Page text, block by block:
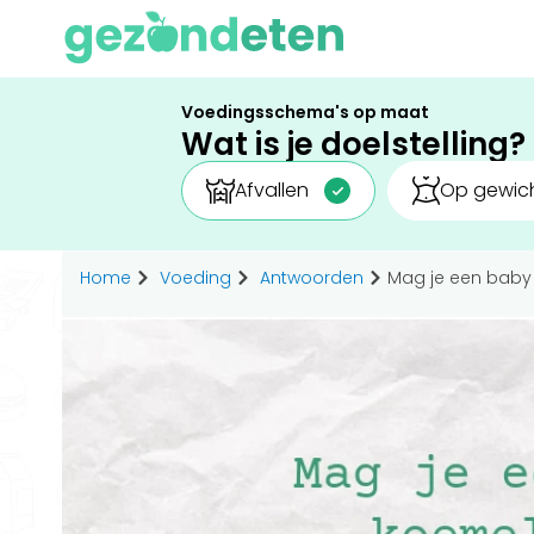
Voedingsschema's op maat
Wat is je doelstelling?
Afvallen Op
Home Voeding Antwoorden Mag je een